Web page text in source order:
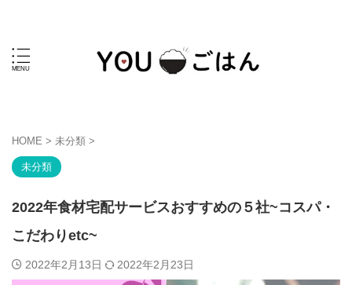
HOME > 未分類 >
未分類
2022年食材宅配サービスおすすめの５社~コスパ・
こだわりetc~
2022年2月13日 2022年2月23日